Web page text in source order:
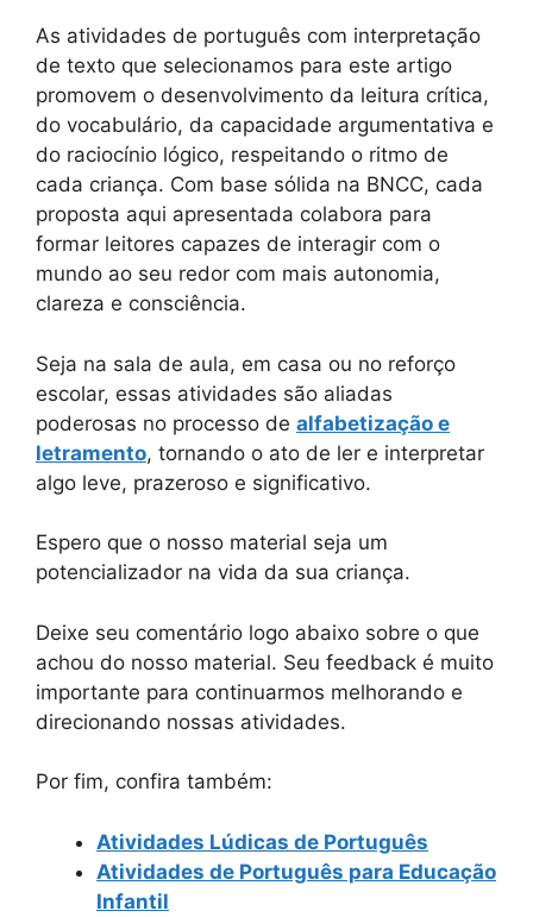
As atividades de português com interpretação
de texto que selecionamos para este artigo
promovem o desenvolvimento da leitura crítica,
do vocabulário, da capacidade argumentativa e
do raciocínio lógico, respeitando o ritmo de
cada criança. Com base sólida na BNCC, cada
proposta aqui apresentada colabora para
formar leitores capazes de interagir com o
mundo ao seu redor com mais autonomia,
clareza e consciência.
Seja na sala de aula, em casa ou no reforço
escolar, essas atividades são aliadas
poderosas no processo de alfabetização e
letramento, tornando o ato de ler e interpretar
algo leve, prazeroso e significativo.
Espero que o nosso material seja um
potencializador na vida da sua criança.
Deixe seu comentário logo abaixo sobre o que
achou do nosso material. Seu feedback é muito
importante para continuarmos melhorando e
direcionando nossas atividades.
Por fim, confira também:
Atividades Lúdicas de Português
Atividades de Português para Educação
Infantil